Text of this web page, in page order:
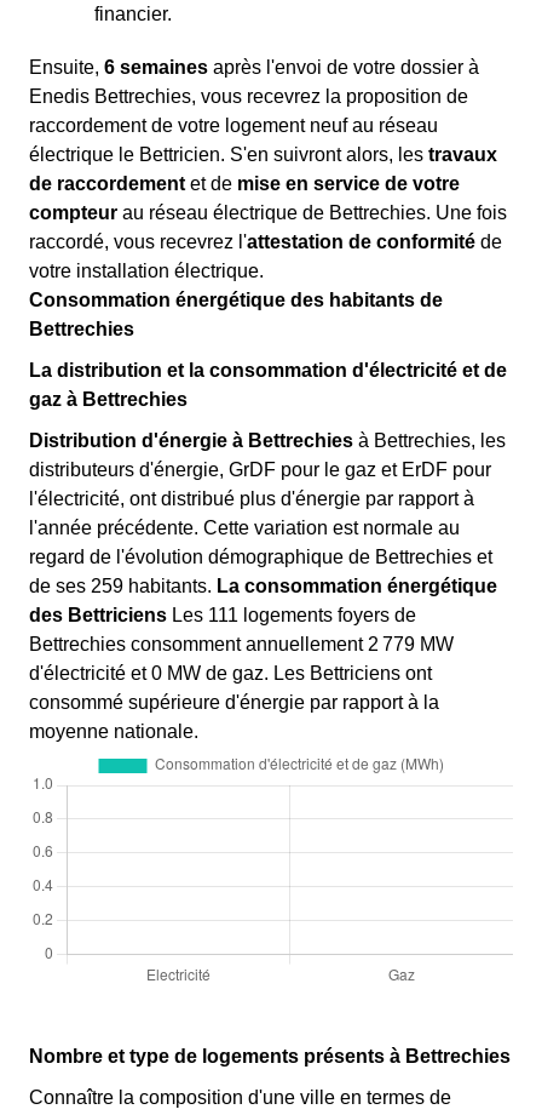
financier.
Ensuite, 6 semaines après l'envoi de votre dossier à
Enedis Bettrechies, vous recevrez la proposition de
raccordement de votre logement neuf au réseau
électrique le Bettricien. S'en suivront alors, les travaux
de raccordement et de mise en service de votre
compteur au réseau électrique de Bettrechies. Une fois
raccordé, vous recevrez l'attestation de conformité de
votre installation électrique.
Consommation énergétique des habitants de
Bettrechies
La distribution et la consommation d'électricité et de
gaz à Bettrechies
Distribution d'énergie à Bettrechies à Bettrechies, les
distributeurs d'énergie, GrDF pour le gaz et ErDF pour
l'électricité, ont distribué plus d'énergie par rapport à
l'année précédente. Cette variation est normale au
regard de l'évolution démographique de Bettrechies et
de ses 259 habitants. La consommation énergétique
des Bettriciens Les 111 logements foyers de
Bettrechies consomment annuellement 2 779 MW
d'électricité et 0 MW de gaz. Les Bettriciens ont
consommé supérieure d'énergie par rapport à la
moyenne nationale.
Nombre et type de logements présents à Bettrechies
Connaître la composition d'une ville en termes de